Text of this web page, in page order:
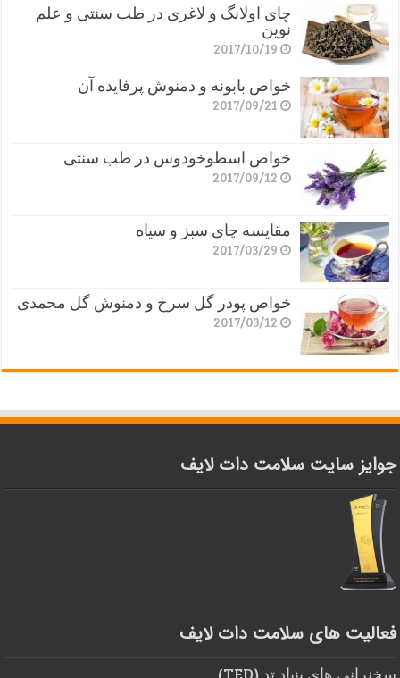
چای اولانگ و لاغری در طب سنتی و علم
نوین
2017/10/19
خواص بابونه و دمنوش پرفایده آن
2017/09/21
خواص اسطوخودوس در طب سنتی
2017/09/12
مقایسه چای سبز و سیاه
2017/03/29
خواص پودر گل سرخ و دمنوش گل محمدی
2017/03/12
جوایز سایت سلامت دات لایف
فعالیت های سلامت دات لایف
سخنرانی های بنیاد تد (TED)